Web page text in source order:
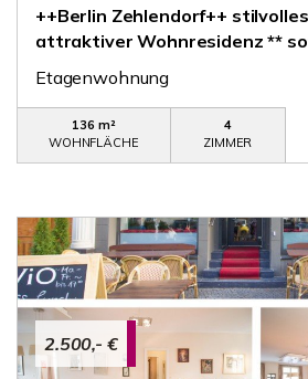
++Berlin Zehlendorf++
attraktiver Wohnresidenz **
Etagenwohnung
136 m²
WOHNFLÄCHE
4
ZIMMER
2.500,- €